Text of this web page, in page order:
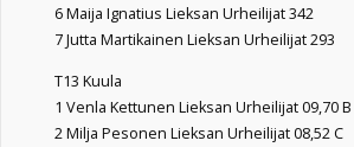
6 Maija Ignatius Lieksan Urheilijat 342
7 Jutta Martikainen Lieksan Urheilijat 293
T13 Kuula
1 Venla Kettunen Lieksan Urheilijat 09,70 B
2 Milja Pesonen Lieksan Urheilijat 08,52 C